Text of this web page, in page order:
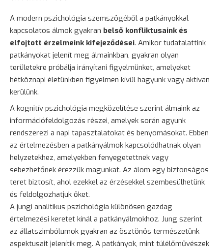
A modern pszichológia szemszögéből a patkányokkal
kapcsolatos álmok gyakran belső konfliktusaink és
elfojtott érzelmeink kifejeződései. Amikor tudatalattink
patkányokat jelenít meg álmainkban, gyakran olyan
területekre próbálja irányítani figyelmünket, amelyeket
hétköznapi életünkben figyelmen kívül hagyunk vagy aktívan
kerülünk.
A kognitív pszichológia megközelítése szerint álmaink az
információfeldolgozás részei, amelyek során agyunk
rendszerezi a napi tapasztalatokat és benyomásokat. Ebben
az értelmezésben a patkányálmok kapcsolódhatnak olyan
helyzetekhez, amelyekben fenyegetettnek vagy
sebezhetőnek érezzük magunkat. Az álom egy biztonságos
teret biztosít, ahol ezekkel az érzésekkel szembesülhetünk
és feldolgozhatjuk őket.
A jungi analitikus pszichológia különösen gazdag
értelmezési keretet kínál a patkányálmokhoz. Jung szerint
az állatszimbólumok gyakran az ösztönös természetünk
aspektusait jelenítik meg. A patkányok, mint túlélőművészek